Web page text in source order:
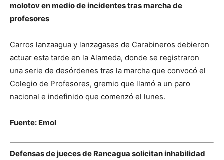
molotov en medio de incidentes tras marcha de
profesores
Carros lanzaagua y lanzagases de Carabineros debieron
actuar esta tarde en la Alameda, donde se registraron
una serie de desórdenes tras la marcha que convocó el
Colegio de Profesores, gremio que llamó a un paro
nacional e indefinido que comenzó el lunes.
Fuente: Emol
Defensas de jueces de Rancagua solicitan inhabilidad